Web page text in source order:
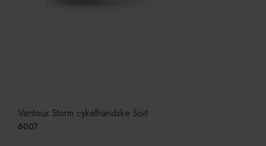
Ventoux Storm cykelhandske Sort
6007